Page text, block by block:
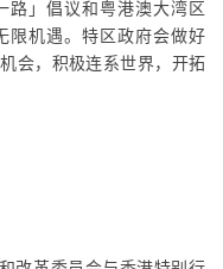
路」倡议和粤港澳大湾区
限机遇。特区政府会做好
会，积极连系世界，开拓